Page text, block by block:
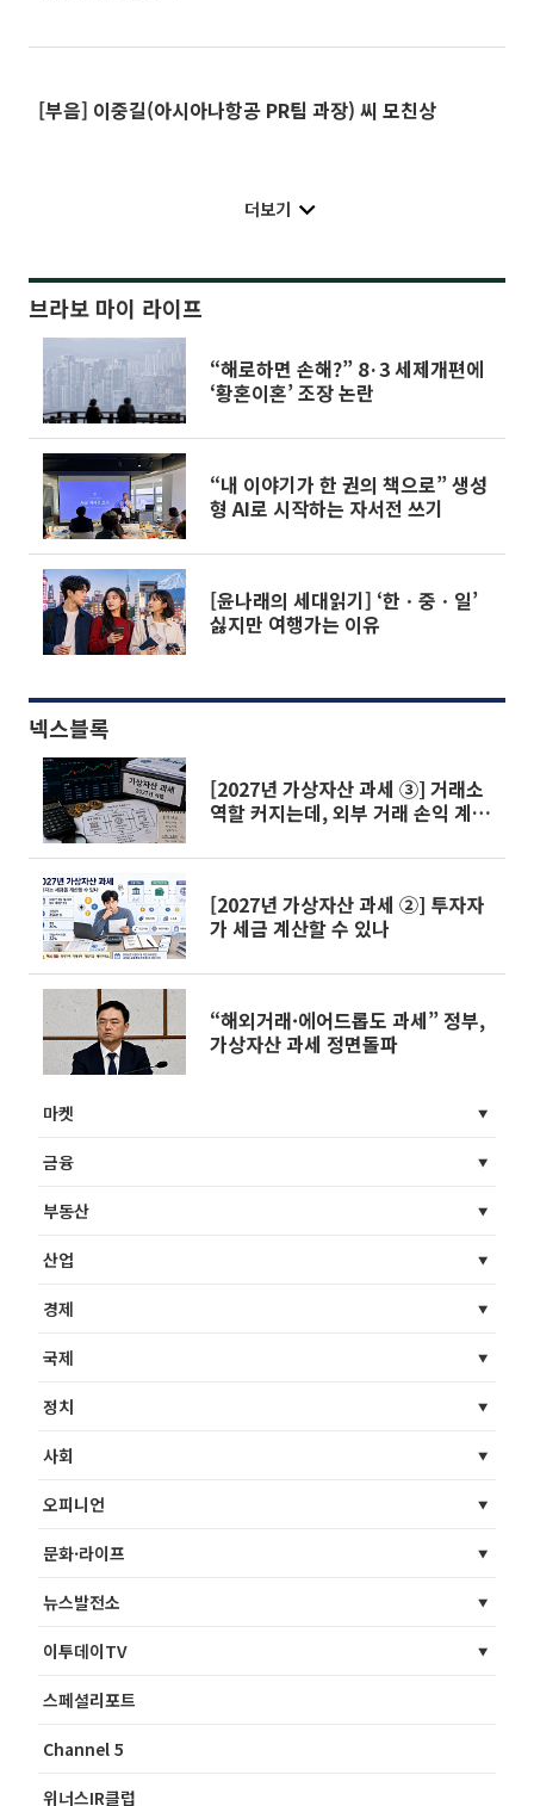
[부음] 이중길(아시아나항공 PR팀 과장) 씨 모친상
더보기
브라보 마이 라이프
“해로하면 손해?” 8·3 세제개편에
‘황혼이혼’ 조장 논란
“내 이야기가 한 권의 책으로” 생성
형 AI로 시작하는 자서전 쓰기
[윤나래의 세대읽기] ‘한ㆍ중ㆍ일’
싫지만 여행가는 이유
넥스블록
[2027년 가상자산 과세 ③] 거래소
역할 커지는데, 외부 거래 손익 계산
[2027년 가상자산 과세 ②] 투자자
가 세금 계산할 수 있나
“해외거래·에어드롭도 과세” 정부,
가상자산 과세 정면돌파
마켓
금융
부동산
산업
경제
국제
정치
사회
오피니언
문화·라이프
뉴스발전소
이투데이TV
스페셜리포트
Channel 5
위너스IR클럽